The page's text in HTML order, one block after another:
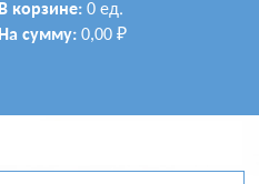
В корзине: 0 ед.
На сумму: 0,00 ₽